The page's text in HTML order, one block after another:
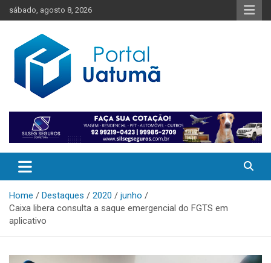
Skip
to
sábado, agosto 8, 2026
Portal Uatumã
Home Destaques 2020
junho
Caixa libera consulta a saque emergencial do FGTS em
aplicativo